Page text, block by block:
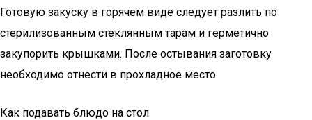
Готовую закуску в горячем виде следует разлить по
стерилизованным стеклянным тарам и герметично
закупорить крышками. После остывания заготовку
необходимо отнести в прохладное место.
Как подавать блюдо на стол